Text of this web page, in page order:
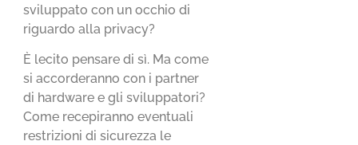
sviluppato con un occhio di
riguardo alla privacy?
È lecito pensare di sì. Ma come
si accorderanno con i partner
di hardware e gli sviluppatori?
Come recepiranno eventuali
restrizioni di sicurezza le